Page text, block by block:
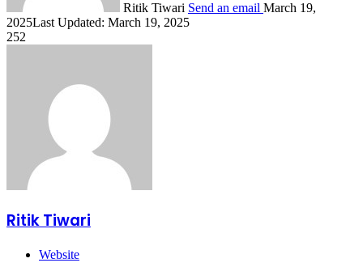
Ritik Tiwari Send an email March 19,
2025Last Updated: March 19, 2025
252
Ritik Tiwari
Website